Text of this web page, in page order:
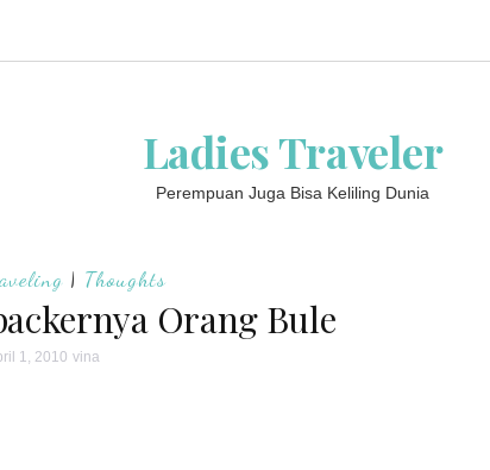
Ladies Traveler
Perempuan Juga Bisa Keliling Dunia
| Thoughts
Orang Bule
1, 2010 vina